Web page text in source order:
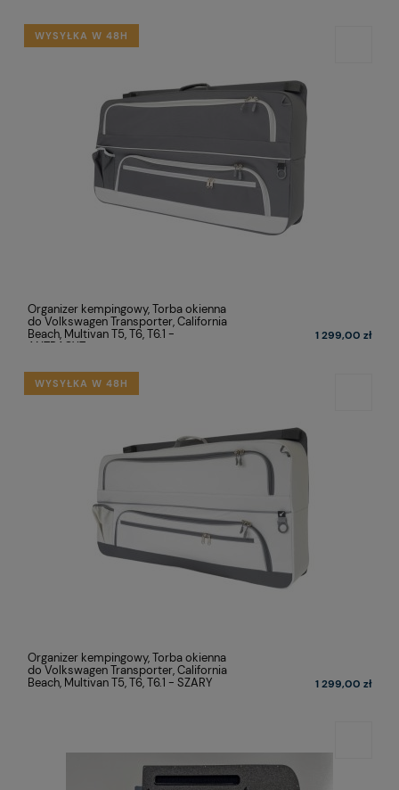
Organizer kempingowy, Torba okienna
do Volkswagen Transporter, California
Beach, Multivan T5, T6, T6.1 -
ANTRACYT
1 299,00 zł
WYSYŁKA W 48H
Organizer kempingowy, Torba okienna
do Volkswagen Transporter, California
Beach, Multivan T5, T6, T6.1 - SZARY
1 299,00 zł
WYSYŁKA W 48H